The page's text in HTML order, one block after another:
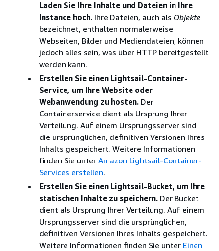
Laden Sie Ihre Inhalte und Dateien in Ihre
Instance hoch. Ihre Dateien, auch als Objekte
bezeichnet, enthalten normalerweise
Webseiten, Bilder und Mediendateien, können
jedoch alles sein, was über HTTP bereitgestellt
werden kann.
Erstellen Sie einen Lightsail-Container-
Service, um Ihre Website oder
Webanwendung zu hosten. Der
Containerservice dient als Ursprung Ihrer
Verteilung. Auf einem Ursprungsserver sind
die ursprünglichen, definitiven Versionen Ihres
Inhalts gespeichert. Weitere Informationen
finden Sie unter Amazon Lightsail-Container-
Services erstellen.
Erstellen Sie einen Lightsail-Bucket, um Ihre
statischen Inhalte zu speichern. Der Bucket
dient als Ursprung Ihrer Verteilung. Auf einem
Ursprungsserver sind die ursprünglichen,
definitiven Versionen Ihres Inhalts gespeichert.
Weitere Informationen finden Sie unter Einen